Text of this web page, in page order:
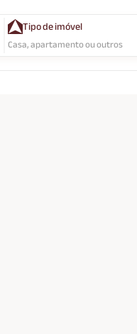
Tipo de imóvel
Casa, apartamento ou outros